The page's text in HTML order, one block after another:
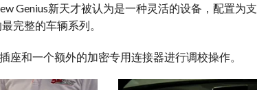
Genius新天才被认为是一种灵活的设备，配置为支
完整的车辆系列。
和一个额外的加密专用连接器进行调校操作。